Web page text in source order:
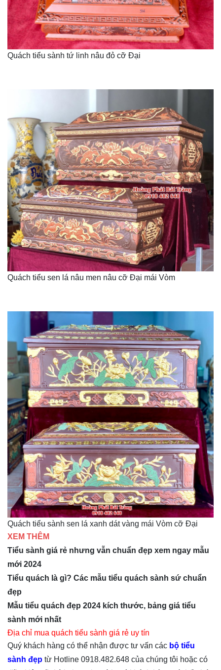
Quách tiểu sành tứ linh nâu đỏ cỡ Đại
Quách tiểu sen lá nâu men nâu cỡ Đại mái Vòm
Quách tiểu sành sen lá xanh dát vàng mái Vòm cỡ Đại
XEM THÊM
Tiểu sành giá rẻ nhưng vẫn chuẩn đẹp xem ngay mẫu
mới 2024
Tiểu quách là gì? Các mẫu tiểu quách sành sứ chuẩn
đẹp
Mẫu tiểu quách đẹp 2024 kích thước, bảng giá tiểu
sành mới nhất
Địa chỉ mua quách tiểu sành giá rẻ uy tín
Quý khách hàng có thể nhận được tư vấn các bộ tiểu
sành đẹp từ Hotline 0918.482.648 của chúng tôi hoặc có